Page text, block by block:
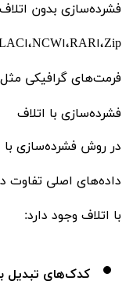
فشرده‌سازی بدون
فرمت‌های گرافیکی مثل PNG اشاره کرد.
فشرده‌سازی با اتلاف
در روش فشرده‌سازی با
داده‌های اصلی تفاوت
با اتلاف وجود دارد:
کدک‌های تبدیل